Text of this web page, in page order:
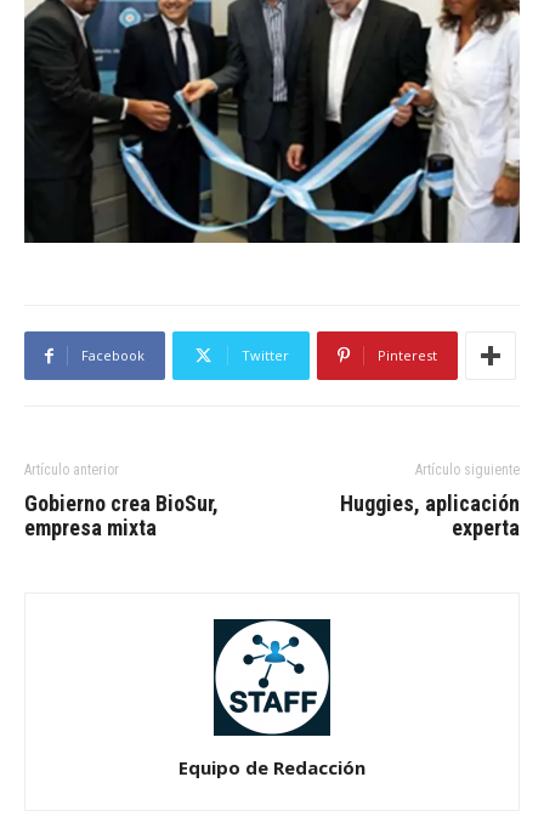
Facebook Twitter Pinterest
Artículo anterior
Gobierno crea BioSur,
empresa mixta
Artículo siguiente
Huggies, aplicación
experta
Equipo de Redacción